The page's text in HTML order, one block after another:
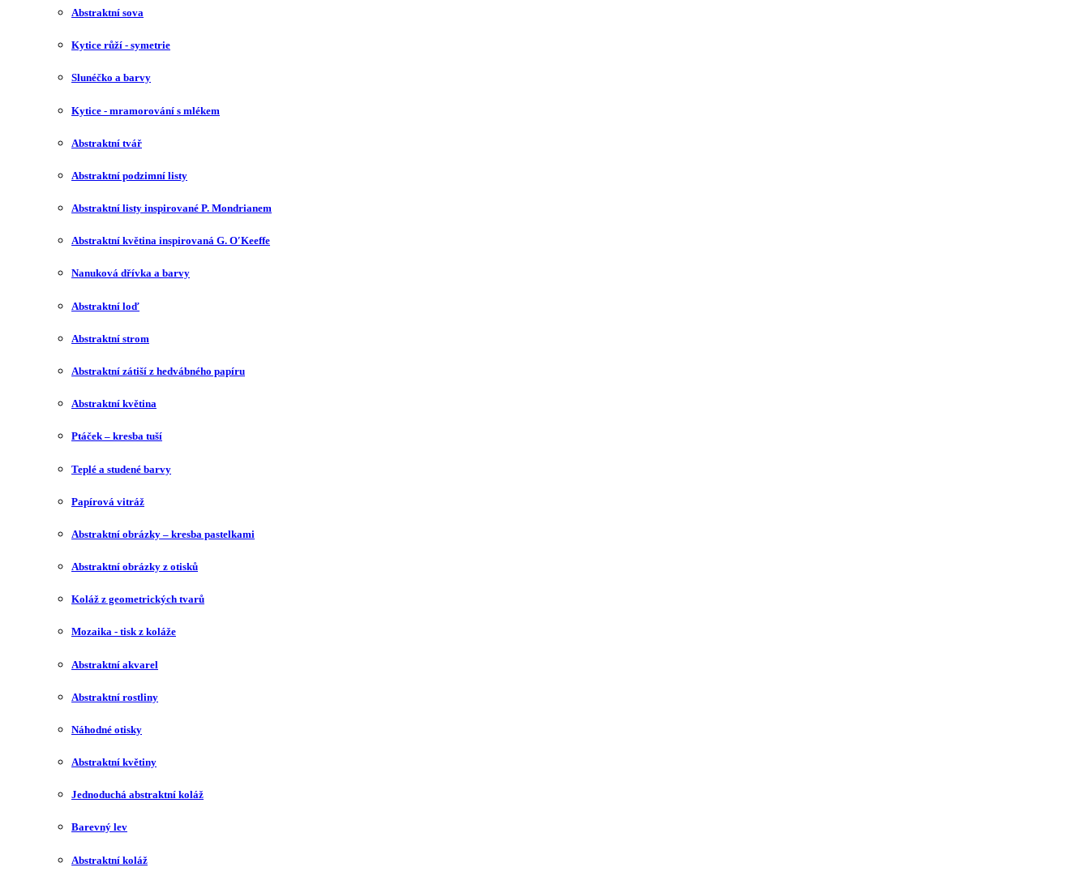
Abstraktní sova
Kytice růží - symetrie
Slunéčko a barvy
Kytice - mramorování s mlékem
Abstraktní tvář
Abstraktní podzimní listy
Abstraktní listy inspirované P. Mondrianem
Abstraktní květina inspirovaná G. O′Keeffe
Nanuková dřívka a barvy
Abstraktní loď
Abstraktní strom
Abstraktní zátiší z hedvábného papíru
Abstraktní květina
Ptáček – kresba tuší
Teplé a studené barvy
Papírová vitráž
Abstraktní obrázky – kresba pastelkami
Abstraktní obrázky z otisků
Koláž z geometrických tvarů
Mozaika - tisk z koláže
Abstraktní akvarel
Abstraktní rostliny
Náhodné otisky
Abstraktní květiny
Jednoduchá abstraktní koláž
Barevný lev
Abstraktní koláž